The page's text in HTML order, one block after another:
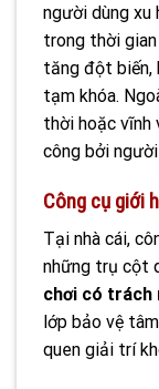
người dùng xu
trong thời
tăng đột biến,
tạm khóa.
thời hoặc vĩnh
công bởi người
Công cụ giới
Tại nhà cái,
những trụ cột
chơi có trách
lớp bảo vệ
quen giải trí